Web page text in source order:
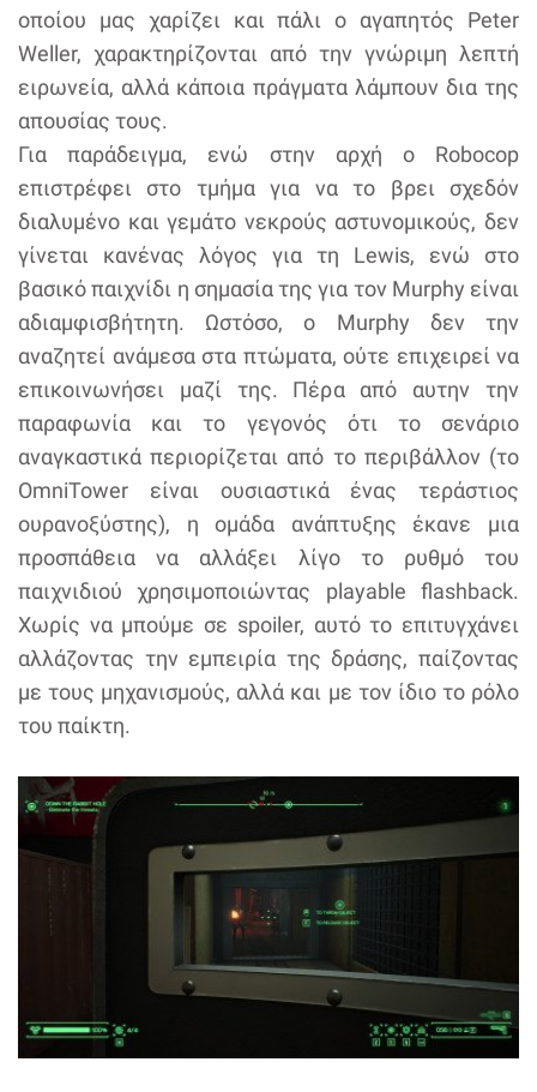
οποίου μας χαρίζει και πάλι ο αγαπητός Peter
Weller, χαρακτηρίζονται από την γνώριμη λεπτή
ειρωνεία, αλλά κάποια πράγματα λάμπουν δια της
απουσίας τους.
Για παράδειγμα, ενώ στην αρχή ο Robocop
επιστρέφει στο τμήμα για να το βρει σχεδόν
διαλυμένο και γεμάτο νεκρούς αστυνομικούς, δεν
γίνεται κανένας λόγος για τη Lewis, ενώ στο
βασικό παιχνίδι η σημασία της για τον Murphy είναι
αδιαμφισβήτητη. Ωστόσο, ο Murphy δεν την
αναζητεί ανάμεσα στα πτώματα, ούτε επιχειρεί να
επικοινωνήσει μαζί της. Πέρα από αυτην την
παραφωνία και το γεγονός ότι το σενάριο
αναγκαστικά περιορίζεται από το περιβάλλον (το
OmniTower είναι ουσιαστικά ένας τεράστιος
ουρανοξύστης), η ομάδα ανάπτυξης έκανε μια
προσπάθεια να αλλάξει λίγο το ρυθμό του
παιχνιδιού χρησιμοποιώντας playable flashback.
Χωρίς να μπούμε σε spoiler, αυτό το επιτυγχάνει
αλλάζοντας την εμπειρία της δράσης, παίζοντας
με τους μηχανισμούς, αλλά και με τον ίδιο το ρόλο
του παίκτη.